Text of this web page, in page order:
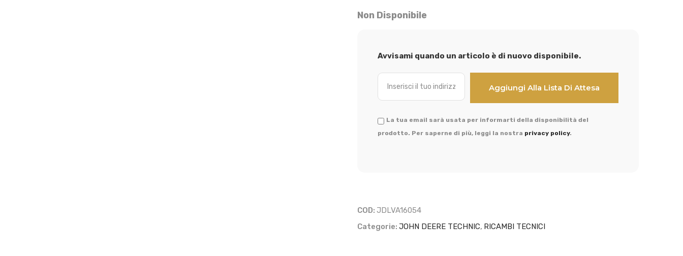
Non Disponibile
Avvisami quando un articolo è di nuovo disponibile.
La tua email sarà usata per informarti della disponibilità del
prodotto. Per saperne di più, leggi la nostra privacy policy.
COD: JDLVA16054
Categorie: JOHN DEERE TECHNIC, RICAMBI TECNICI